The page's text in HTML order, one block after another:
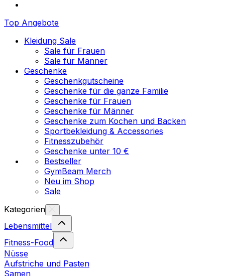
Top Angebote
Kleidung Sale
Sale für Frauen
Sale für Männer
Geschenke
Geschenkgutscheine
Geschenke für die ganze Familie
Geschenke für Frauen
Geschenke für Männer
Geschenke zum Kochen und Backen
Sportbekleidung & Accessories
Fitnesszubehör
Geschenke unter 10 €
Bestseller
GymBeam Merch
Neu im Shop
Sale
Kategorien
Lebensmittel
Fitness-Food
Nüsse
Aufstriche und Pasten
Samen